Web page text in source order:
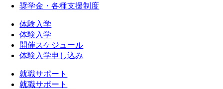
奨学金・各種支援制度
体験入学
体験入学
開催スケジュール
体験入学申し込み
就職サポート
就職サポート